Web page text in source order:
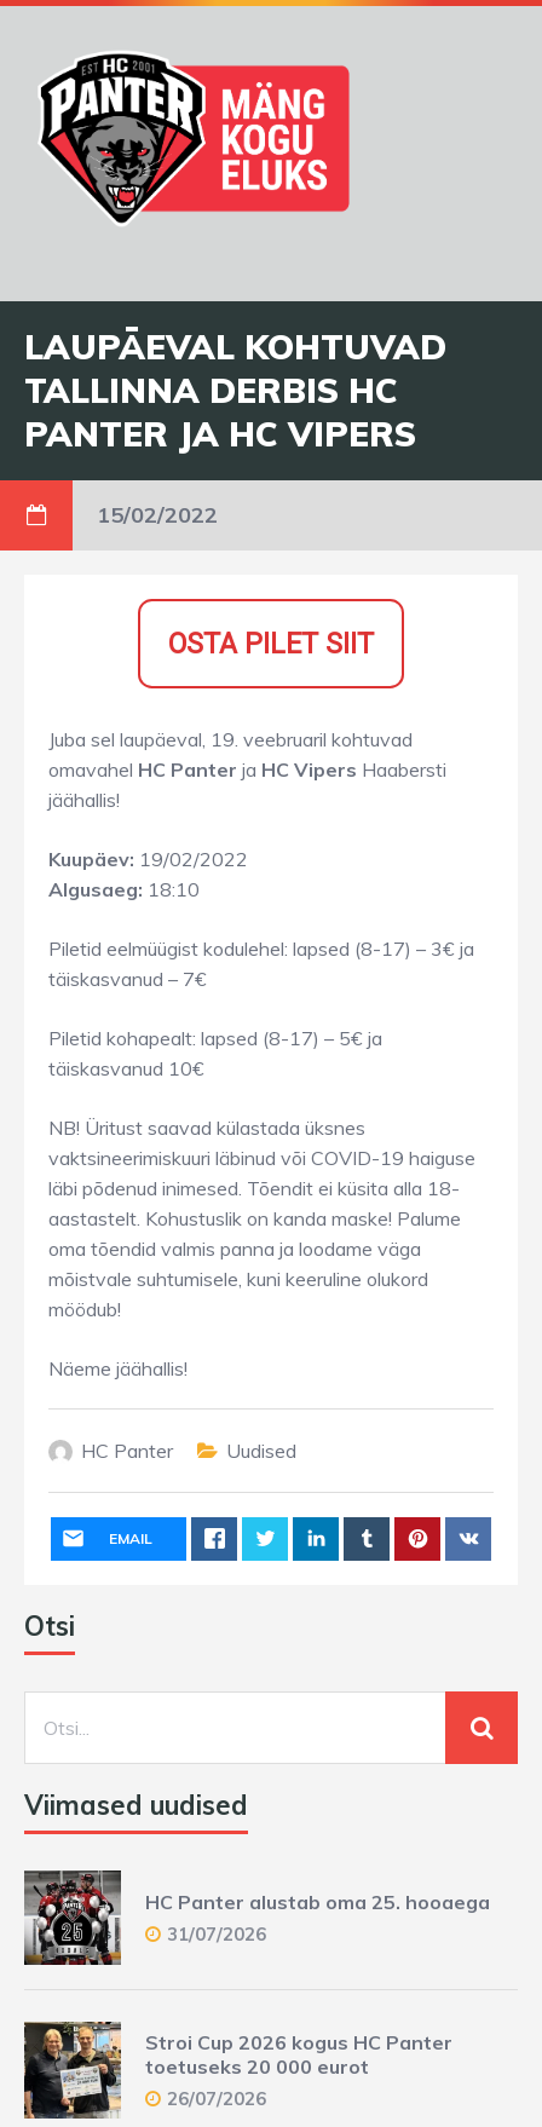
LAUPÄEVAL KOHTUVAD
TALLINNA DERBIS HC
PANTER JA HC VIPERS
15/02/2022
OSTA PILET SIIT
Juba sel laupäeval, 19. veebruaril kohtuvad
omavahel HC Panter ja HC Vipers Haabersti
jäähallis!
Kuupäev: 19/02/2022
Algusaeg: 18:10
Piletid eelmüügist kodulehel: lapsed (8-17) – 3€ ja
täiskasvanud – 7€
Piletid kohapealt: lapsed (8-17) – 5€ ja
täiskasvanud 10€
NB! Üritust saavad külastada üksnes
vaktsineerimiskuuri läbinud või COVID-19 haiguse
läbi põdenud inimesed. Tõendit ei küsita alla 18-
aastastelt. Kohustuslik on kanda maske! Palume
oma tõendid valmis panna ja loodame väga
mõistvale suhtumisele, kuni keeruline olukord
möödub!
Näeme jäähallis!
HC Panter Uudised
EMAIL
Otsi
Viimased uudised
HC Panter alustab oma 25. hooaega
31/07/2026
Stroi Cup 2026 kogus HC Panter
toetuseks 20 000 eurot
26/07/2026